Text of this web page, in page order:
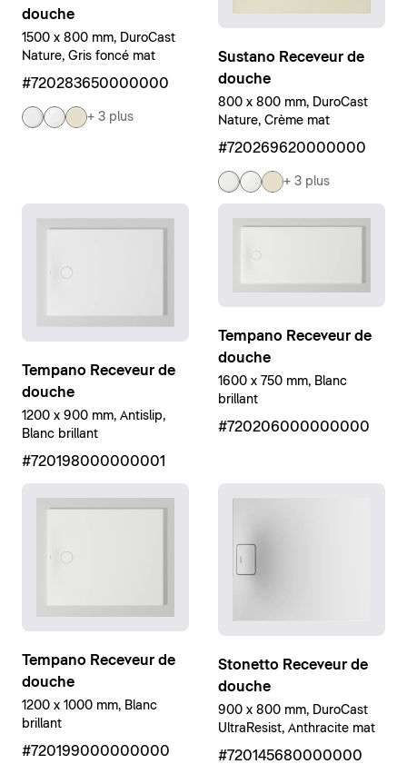
douche
1500 x 800 mm, DuroCast
Nature, Gris foncé mat
#720283650000000
+ 3 plus
Sustano Receveur de
douche
800 x 800 mm, DuroCast
Nature, Crème mat
#720269620000000
+ 3 plus
Tempano Receveur de
douche
1200 x 900 mm, Antislip,
Blanc brillant
#720198000000001
Tempano Receveur de
douche
1600 x 750 mm, Blanc
brillant
#720206000000000
Tempano Receveur de
douche
1200 x 1000 mm, Blanc
brillant
#720199000000000
Stonetto Receveur de
douche
900 x 800 mm, DuroCast
UltraResist, Anthracite mat
#720145680000000